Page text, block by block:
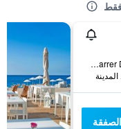
فقط
Carrer De La Diputacio, 50, كليلة, كاتالونيا, أسبانيا